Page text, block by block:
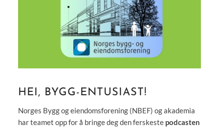
HEI, BYGG-ENTUSIAST!
Norges Bygg og eiendomsforening (NBEF) og akademia
har teamet opp for å bringe deg den ferskeste podcasten